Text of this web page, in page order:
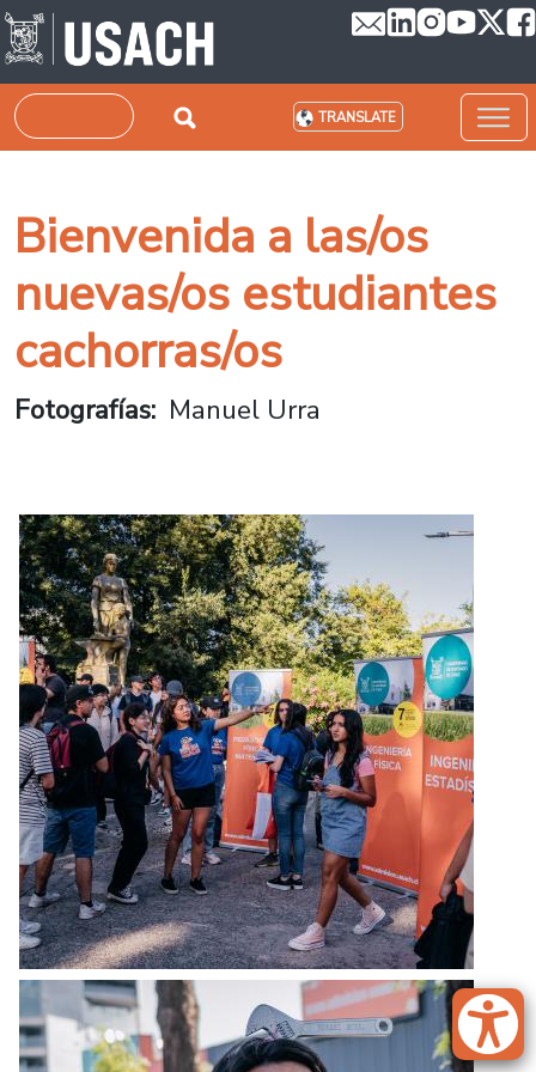
Skip to main content
Search TRANSLATE
Bienvenida a las/os
nuevas/os estudiantes
cachorras/os
Fotografías Manuel Urra